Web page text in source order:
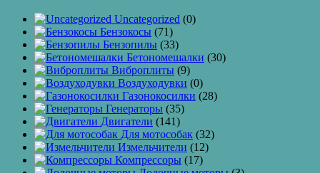
Uncategorized (0)
Бензокосы (71)
Бензопилы (33)
Бетономешалки (30)
Виброплиты (9)
Воздуходувки (0)
Газонокосилки (28)
Генераторы (35)
Двигатели (141)
Для мотособак (32)
Измельчители (12)
Компрессоры (17)